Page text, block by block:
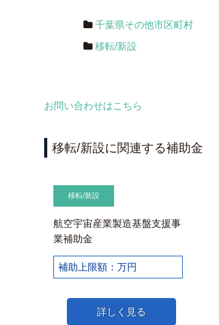
千葉県その他市区町村
移転/新設
お問い合わせはこちら
移転/新設に関連する補助金
移転/新設
航空宇宙産業製造基盤支援事
業補助金
補助上限額：万円
詳しく見る